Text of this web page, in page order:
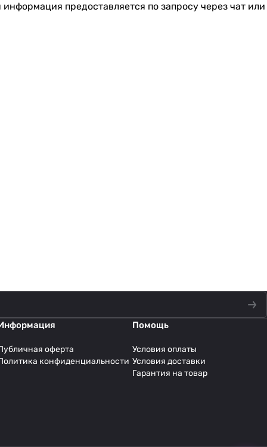
предоставляется по запросу через чат или
оферта
конфиденциальности
Помощь
Условия оплаты
Условия доставки
Гарантия на товар